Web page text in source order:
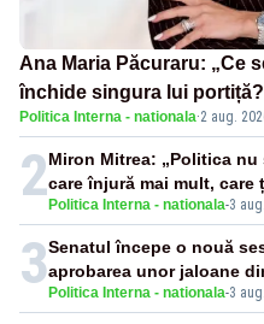
Ana Maria Păcuraru: „Ce
închide singura lui
Politica Interna - nationala·2 aug.
2 Politica Interna - nationala-3
Miron Mitrea: „Politica nu
care înjură mai mult, care
3 Politica Interna - nationala-3
Senatul începe o nouă
aprobarea unor jaloane